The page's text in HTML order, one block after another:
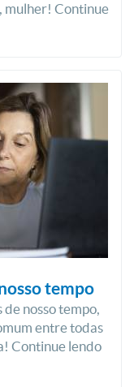
mulher! Continue
tempo
nosso tempo,
entre todas
Continue lendo